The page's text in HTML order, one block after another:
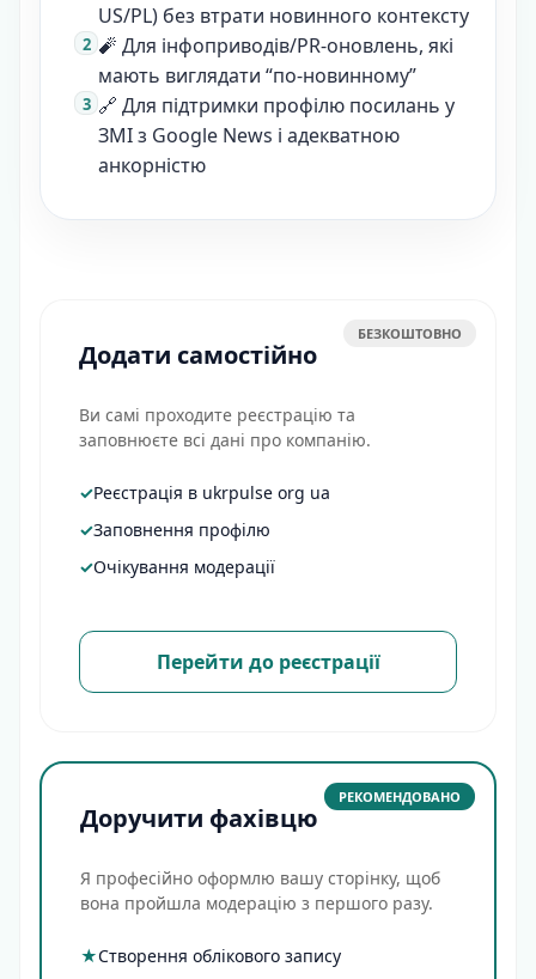
US/PL) без втрати новинного контексту
🧨 Для інфоприводів/PR-оновлень, які
мають виглядати “по-новинному”
🔗 Для підтримки профілю посилань у
ЗМІ з Google News і адекватною
анкорністю
БЕЗКОШТОВНО
Додати самостійно
Ви самі проходите реєстрацію та
заповнюєте всі дані про компанію.
✓Реєстрація в ukrpulse org ua
✓Заповнення профілю
✓Очікування модерації
Перейти до реєстрації
РЕКОМЕНДОВАНО
Доручити фахівцю
Я професійно оформлю вашу сторінку, щоб
вона пройшла модерацію з першого разу.
★Створення облікового запису